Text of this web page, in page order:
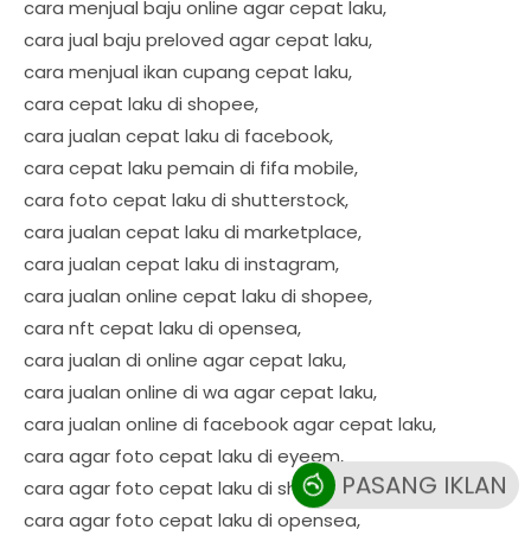
cara menjual baju online agar cepat laku,
cara jual baju preloved agar cepat laku,
cara menjual ikan cupang cepat laku,
cara cepat laku di shopee,
cara jualan cepat laku di facebook,
cara cepat laku pemain di fifa mobile,
cara foto cepat laku di shutterstock,
cara jualan cepat laku di marketplace,
cara jualan cepat laku di instagram,
cara jualan online cepat laku di shopee,
cara nft cepat laku di opensea,
cara jualan di online agar cepat laku,
cara jualan online di wa agar cepat laku,
cara jualan online di facebook agar cepat laku,
cara agar foto cepat laku di eyeem,
cara agar foto cepat laku di shutterstock,
cara agar foto cepat laku di opensea,
PASANG IKLAN